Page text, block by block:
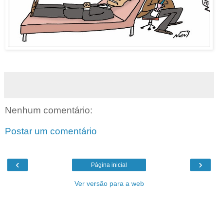
Nenhum comentário:
Postar um comentário
‹ ›
Página inicial
Ver versão para a web